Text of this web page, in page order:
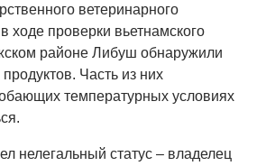
ветеринарного
ходе проверки вьетнамского
районе Либуш обнаружили
Часть из них
температурных условиях
нелегальный статус – владелец